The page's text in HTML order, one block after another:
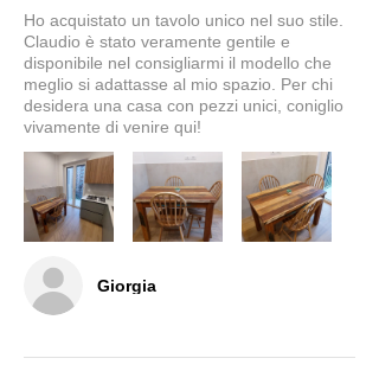
Giorgia
Ho acquistato un tavolo unico nel suo stile.
Claudio è stato veramente gentile e
disponibile nel consigliarmi il modello che
meglio si adattasse al mio spazio. Per chi
desidera una casa con pezzi unici, coniglio
vivamente di venire qui!